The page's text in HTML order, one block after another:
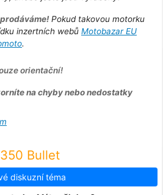
Pokud takovou motorku
inzertních webů Motobazar EU
.
orientační!
na chyby nebo nedostatky
Bullet
diskuzní téma